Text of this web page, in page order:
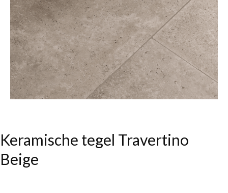
Keramische tegel Travertino
Beige